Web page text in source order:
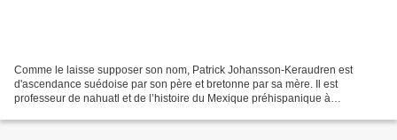
Comme le laisse supposer son nom, Patrick Johansson-Keraudren est
d'ascendance suédoise par son père et bretonne par sa mère. Il est
professeur de nahuatl et de l’histoire du Mexique préhispanique à